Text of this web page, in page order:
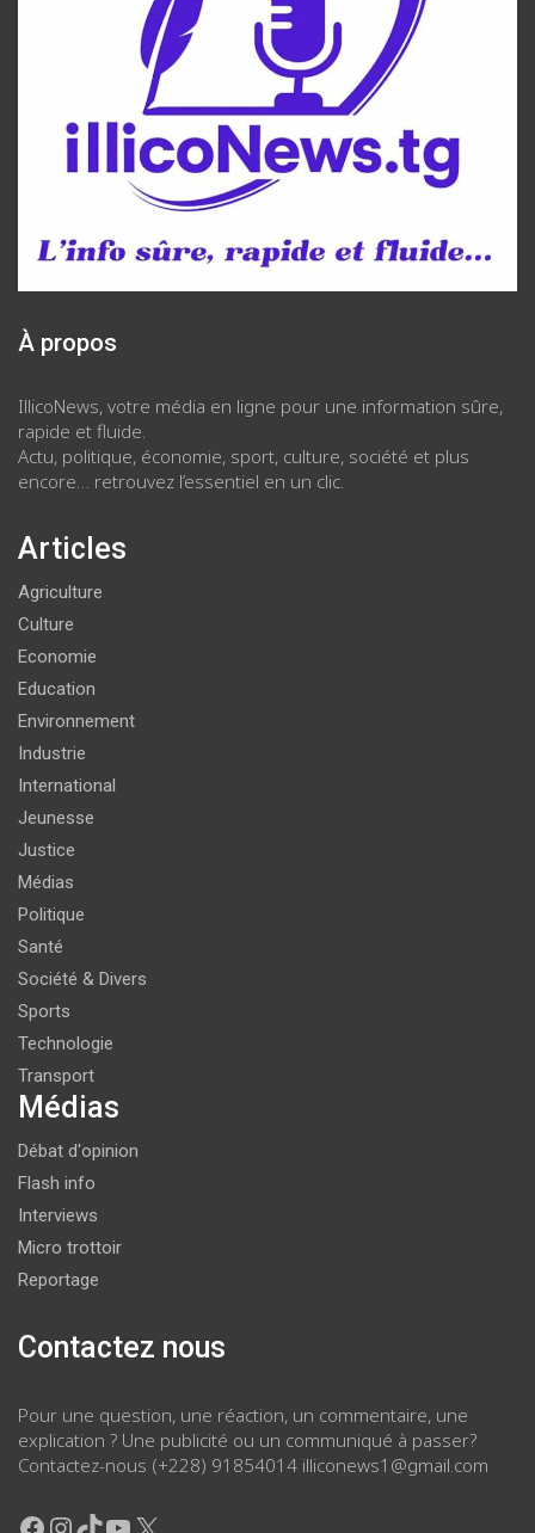
À propos
IllicoNews, votre média en ligne pour une information sûre,
rapide et fluide.
Actu, politique, économie, sport, culture, société et plus
encore… retrouvez l’essentiel en un clic.
Articles
Agriculture
Culture
Economie
Education
Environnement
Industrie
International
Jeunesse
Justice
Médias
Politique
Santé
Société & Divers
Sports
Technologie
Transport
Médias
Débat d'opinion
Flash info
Interviews
Micro trottoir
Reportage
Contactez nous
Pour une question, une réaction, un commentaire, une
explication ? Une publicité ou un communiqué à passer?
Contactez-nous (+228) 91854014 illiconews1@gmail.com
Facebook
Instagram
TikTok
YouTube
X